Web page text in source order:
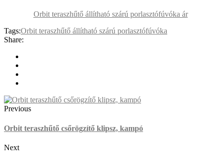
Orbit teraszhűtő állítható szárú porlasztófúvóka ár
Tags:Orbit teraszhűtő állítható szárú porlasztófúvóka
Share:
Previous
Orbit teraszhűtő csőrögzítő klipsz, kampó
Next